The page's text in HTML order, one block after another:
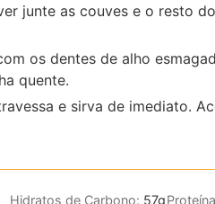
junte as couves e o resto
os dentes de alho
quente.
e sirva de imediato.
Hidratos de Carbono: 57g